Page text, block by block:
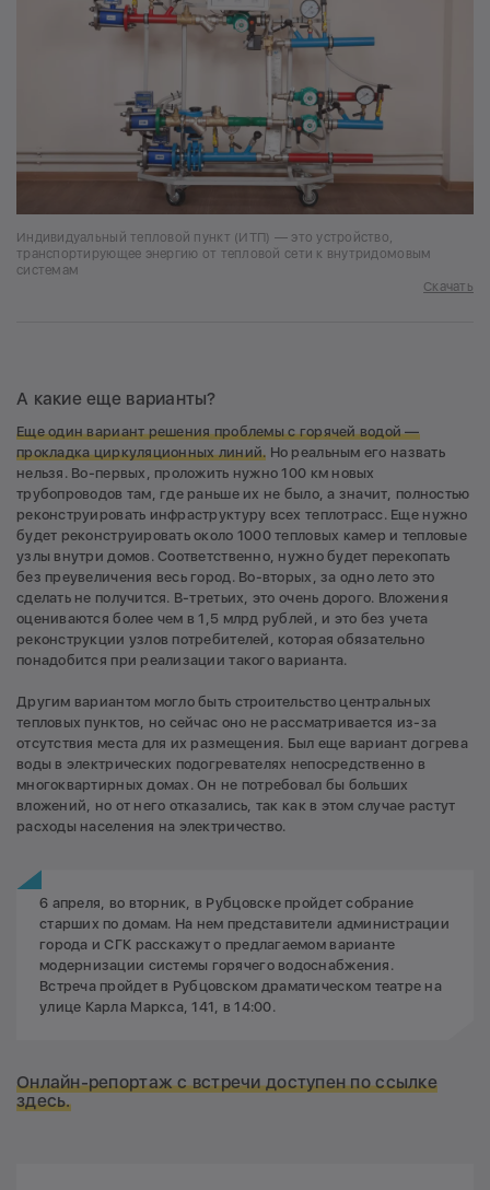
Индивидуальный тепловой пункт (ИТП) — это устройство,
транспортирующее энергию от тепловой сети к внутридомовым
системам
Скачать
А какие еще варианты?
Еще один вариант решения проблемы с горячей водой —
прокладка циркуляционных линий. Но реальным его назвать
нельзя. Во-первых, проложить нужно 100 км новых
трубопроводов там, где раньше их не было, а значит, полностью
реконструировать инфраструктуру всех теплотрасс. Еще нужно
будет реконструировать около 1000 тепловых камер и тепловые
узлы внутри домов. Соответственно, нужно будет перекопать
без преувеличения весь город. Во-вторых, за одно лето это
сделать не получится. В-третьих, это очень дорого. Вложения
оцениваются более чем в 1,5 млрд рублей, и это без учета
реконструкции узлов потребителей, которая обязательно
понадобится при реализации такого варианта.
Другим вариантом могло быть строительство центральных
тепловых пунктов, но сейчас оно не рассматривается из-за
отсутствия места для их размещения. Был еще вариант догрева
воды в электрических подогревателях непосредственно в
многоквартирных домах. Он не потребовал бы больших
вложений, но от него отказались, так как в этом случае растут
расходы населения на электричество.
6 апреля, во вторник, в Рубцовске пройдет собрание
старших по домам. На нем представители администрации
города и СГК расскажут о предлагаемом варианте
модернизации системы горячего водоснабжения.
Встреча пройдет в Рубцовском драматическом театре на
улице Карла Маркса, 141, в 14:00.
Онлайн-репортаж с встречи доступен по ссылке
здесь.